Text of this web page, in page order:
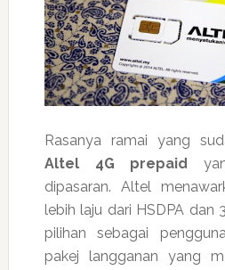
Rasanya ramai yang
Altel 4G prepaid
dipasaran. Altel
lebih laju dari HSDPA dan
pilihan sebagai
pakej langganan yang